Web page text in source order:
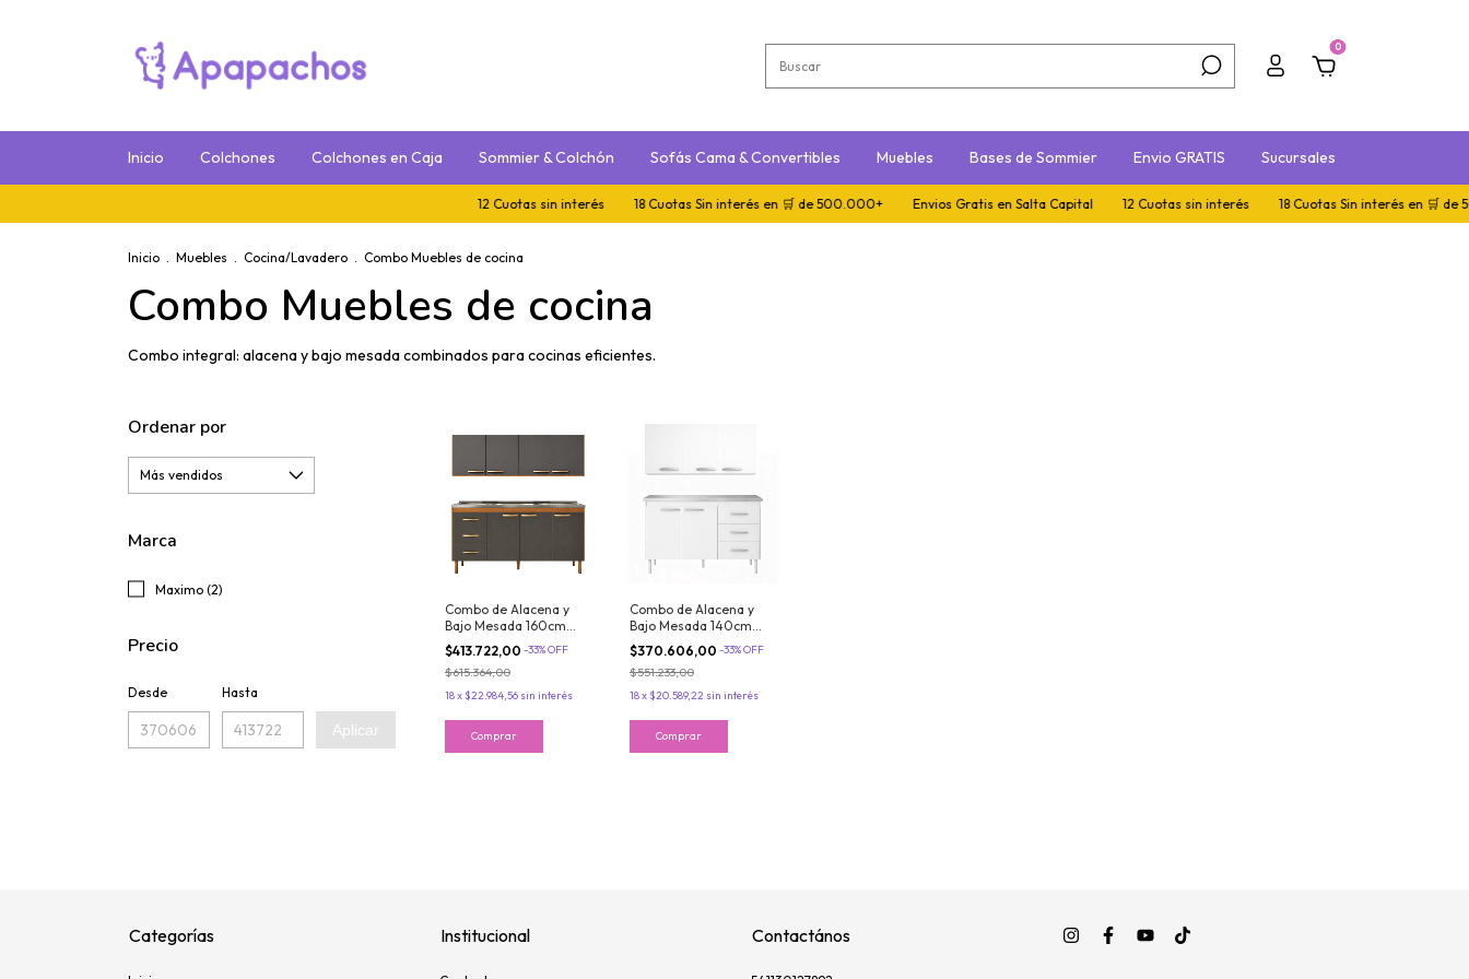
0
Inicio Colchones Colchones en Caja Sommier & Colchón Sofás Cama & Convertibles Muebles Bases de Sommier Envio GRATIS Sucursales
12 Cuotas sin interés 18 Cuotas Sin interés en 🛒 de 500.000+ Envios Gratis en Salta Capital 12 Cuotas sin interés 18 Cuotas Sin interés en 🛒 de
Inicio . Muebles . Cocina/Lavadero . Combo Muebles de cocina
Combo Muebles de cocina
Combo integral: alacena y bajo mesada combinados para cocinas eficientes.
Ordenar por
Marca
Maximo (2)
Precio
Desde Hasta
Aplicar
Combo de Alacena y
Bajo Mesada 160cm
Grafito Teca Maximo
Acapulco
$413.722,00 -33%OFF
$615.364,00
18x $22.984,56 sin interés
Combo de Alacena y
Bajo Mesada 140cm
Blanco Mate Maximo
Acapulco
$370.606,00 -33%OFF
$551.233,00
18x $20.589,22 sin interés
Categorías Institucional Contactános